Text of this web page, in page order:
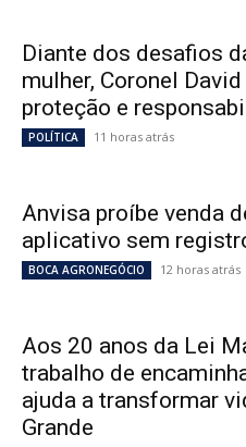
Diante dos desafios
mulher, Coronel
proteção e
POLÍTICA 11 horas atrás
Anvisa proíbe venda
aplicativo sem
BOCA AGRONEGÓCIO 12 horas atrás
Aos 20 anos da Lei
trabalho de
ajuda a transformar
Grande